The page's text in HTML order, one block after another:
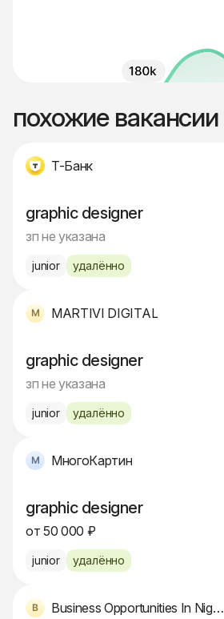
похожие вакансии
Т-Банк
graphic designer
зп не указана
junior удалённо
MARTIVI DIGITAL
graphic designer
зп не указана
junior удалённо
МногоКартин
graphic designer
от 50 000 ₽
junior удалённо
Business Opportunities In Nigeria